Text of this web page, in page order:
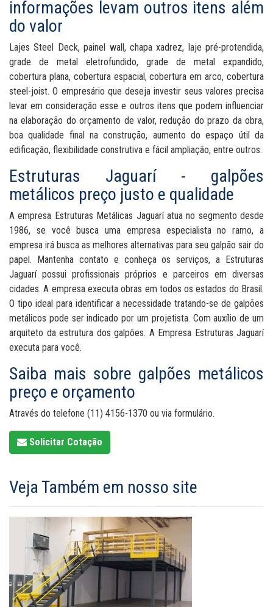
informações levam outros itens além
do valor
Lajes Steel Deck, painel wall, chapa xadrez, laje pré-protendida,
grade de metal eletrofundido, grade de metal expandido,
cobertura plana, cobertura espacial, cobertura em arco, cobertura
steel-joist. O empresário que deseja investir seus valores precisa
levar em consideração esse e outros itens que podem influenciar
na elaboração do orçamento de valor, redução do prazo da obra,
boa qualidade final na construção, aumento do espaço útil da
edificação, flexibilidade construtiva e fácil ampliação, entre outros.
Estruturas Jaguarí - galpões
metálicos preço justo e qualidade
A empresa Estruturas Metálicas Jaguarí atua no segmento desde
1986, se você busca uma empresa especialista no ramo, a
empresa irá busca as melhores alternativas para seu galpão sair do
papel. Mantenha contato e conheça os serviços, a Estruturas
Jaguarí possui profissionais próprios e parceiros em diversas
cidades. A empresa executa obras em todos os estados do Brasil.
O tipo ideal para identificar a necessidade tratando-se de galpões
metálicos pode ser indicado por um projetista. Com auxílio de um
arquiteto da estrutura dos galpões. A Empresa Estruturas Jaguarí
executa para você.
Saiba mais sobre galpões metálicos
preço e orçamento
Através do telefone (11) 4156-1370 ou via formulário.
Solicitar Cotação
Veja Também em nosso site